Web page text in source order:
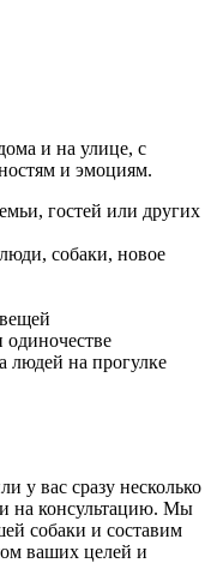
и на улице, с
и эмоциям.
гостей или других
собаки, новое
людей на прогулке
у вас сразу несколько
на консультацию. Мы
собаки и составим
ваших целей и